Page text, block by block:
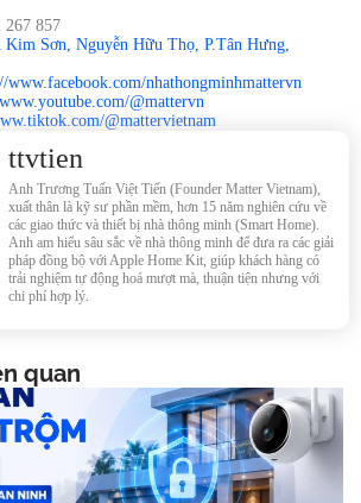
267 857
Kim Sơn, Nguyễn Hữu Thọ, P.Tân Hưng,
www.facebook.com/nhathongminhmattervn
@mattervn
@mattervietnam
ttvtien
Anh Trương Tuấn Việt Tiến (Founder Matter Vietnam),
xuất thân là kỹ sư phần mềm, hơn 15 năm nghiên cứu về
các giao thức và thiết bị nhà thông minh (Smart Home).
Anh am hiểu sâu sắc về nhà thông minh để đưa ra các giải
pháp đồng bộ với Apple Home Kit, giúp khách hàng có
trải nghiệm tự động hoá mượt mà, thuận tiện nhưng với
chi phí hợp lý.
quan